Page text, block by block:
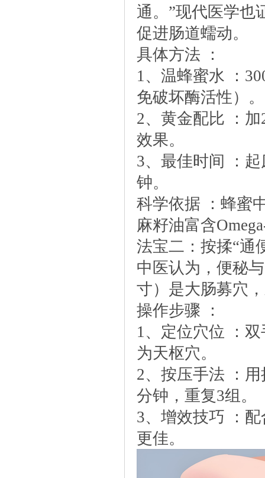
通。”现代医学也
促进肠道蠕动。
具体方法：
1、温蜂蜜水：
免破坏酶活性）。
2、黄金配比：加
效果。
3、最佳时间：起
钟。
科学依据：蜂蜜
麻籽油富含
法宝二：按揉“通
中医认为，便秘
寸）是大肠募穴
操作步骤：
1、定位穴位：
为天枢穴。
2、按压手法：用
分钟，重复3组。
3、增效技巧：配
更佳。